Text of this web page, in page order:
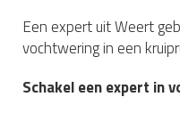
Een expert uit Weert
vochtwering in een
Schakel een expert in